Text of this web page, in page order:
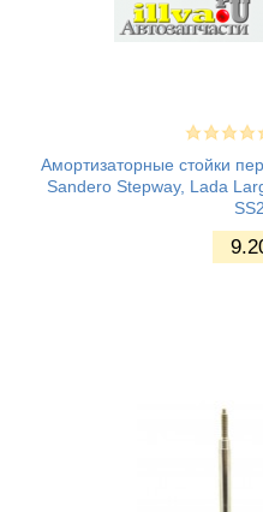
Амортизаторные стойки
Sandero Stepway, Lada